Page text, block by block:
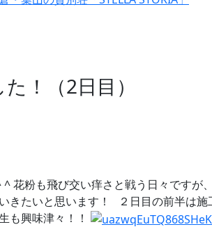
！（2日目）
花粉も飛び交い痒さと戦う日々ですが
きたいと思います！ ２日目の前半は
も興味津々！！